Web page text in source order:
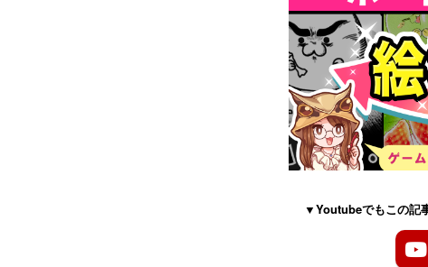
▼Youtubeでもこの記